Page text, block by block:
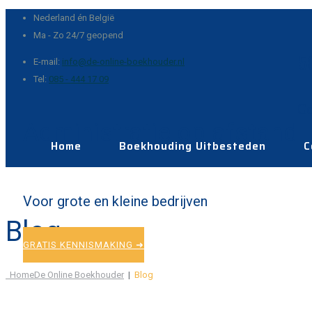
Nederland én België
Ma - Zo 24/7 geopend
E-mail: info@de-online-boekhouder.nl
Tel: 085 - 444 17 09
80+ tevreden klanten
Voor grote en kleine bedrijven
GRATIS KENNISMAKING ➜
Home Boekhouding Uitbesteden
Blog
HomeDe Online Boekhouder | Blog